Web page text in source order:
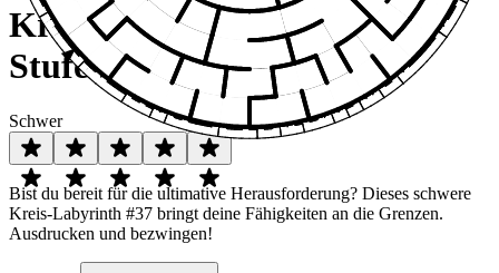
Kreis-Labyrinth – Schwer
Stufe 37
Schwer
Bist du bereit für die ultimative Herausforderung? Dieses schwere
Kreis-Labyrinth #37 bringt deine Fähigkeiten an die Grenzen.
Ausdrucken und bezwingen!